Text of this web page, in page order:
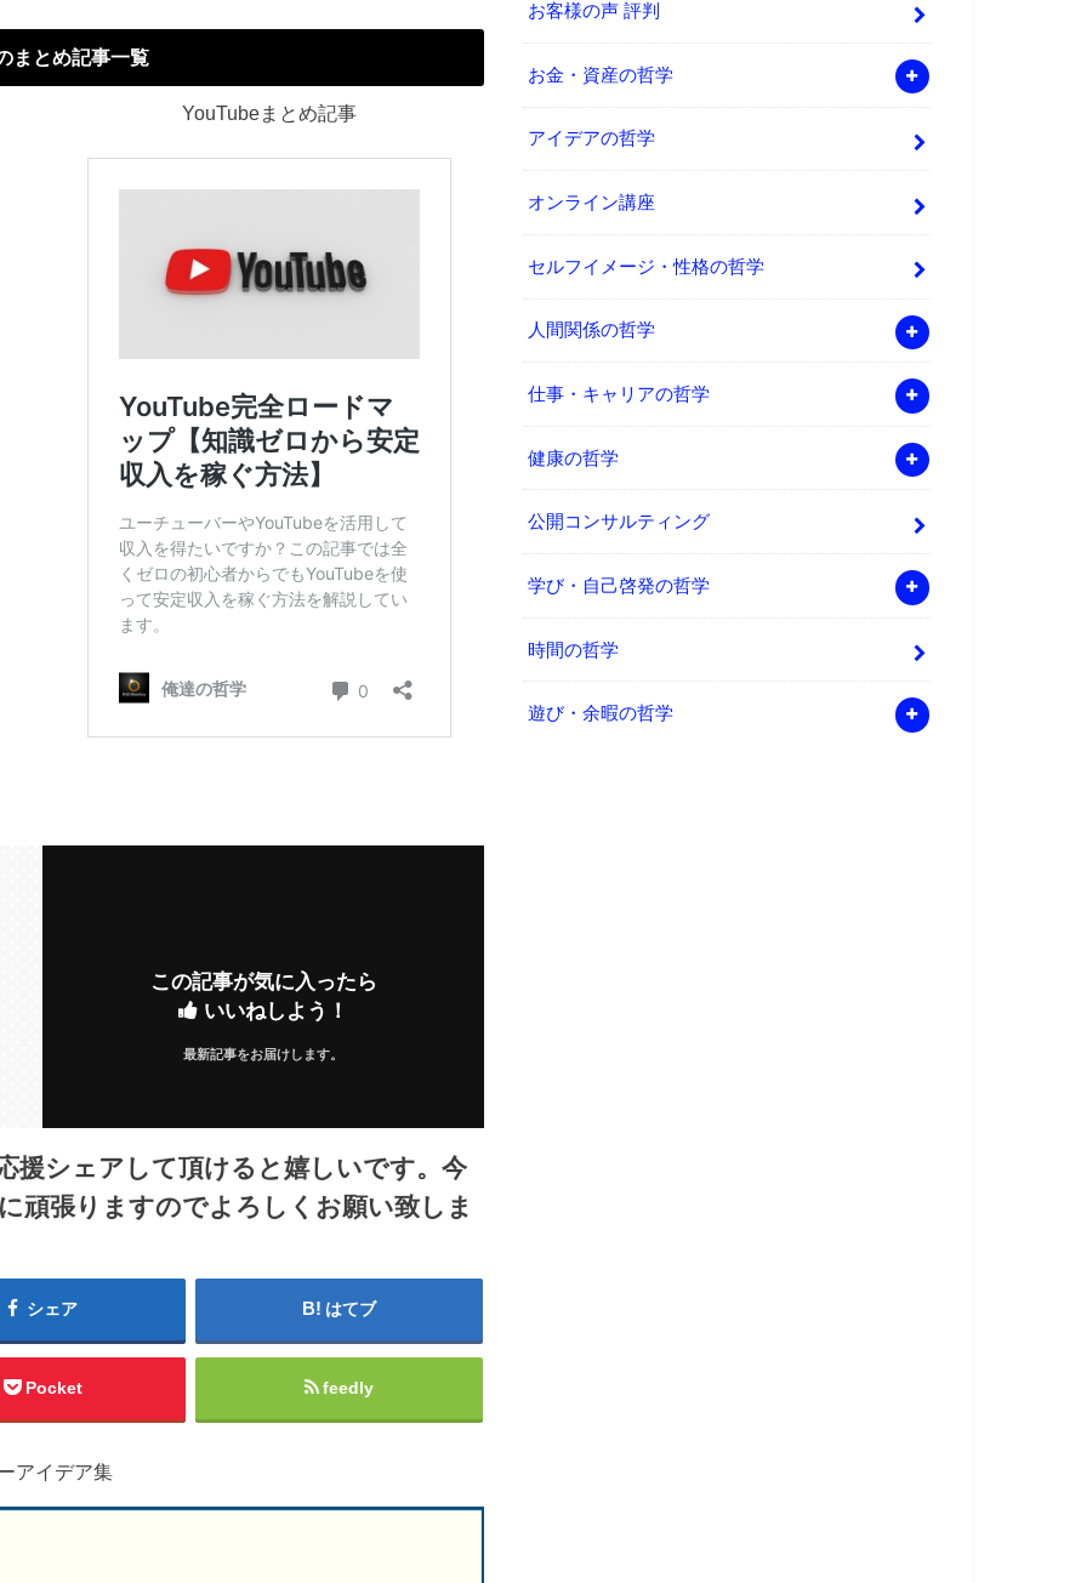
まとめ記事一覧
YouTubeまとめ記事
この記事が気に入ったら
いいねしよう！
最新記事をお届けします。
援シェアして頂けると嬉しいです。今
頑張りますのでよろしくお願い致しま
シェア はてブ
Pocket feedly
アイデア集
お客様の声 評判
お金・資産の哲学
アイデアの哲学
オンライン講座
セルフイメージ・性格の哲学
人間関係の哲学
仕事・キャリアの哲学
健康の哲学
公開コンサルティング
学び・自己啓発の哲学
時間の哲学
遊び・余暇の哲学